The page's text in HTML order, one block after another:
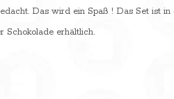
Das wird ein Spaß ! Das Set ist in
Schokolade erhältlich.